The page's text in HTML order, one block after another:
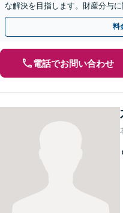
な解決を目指します。財産分与
「熟年離婚にも対応可」【完全
料
電話でお問い合わせ